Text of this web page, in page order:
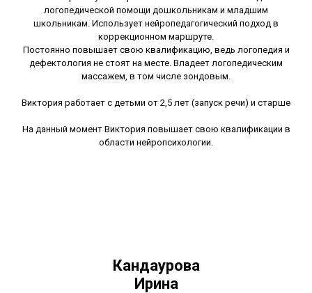
логопедической помощи дошкольникам и младшим
школьникам. Использует нейропедагогический подход в
коррекционном маршруте.
Постоянно повышает свою квалификацию, ведь логопедия и
дефектология не стоят на месте. Владеет логопедическим
массажем, в том числе зондовым.
Виктория работает с детьми от 2,5 лет (запуск речи) и старше
На данный момент Виктория повышает свою квалификации в
области нейропсихологии.
Кандаурова
Ирина